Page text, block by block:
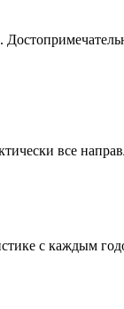
все
с каждым